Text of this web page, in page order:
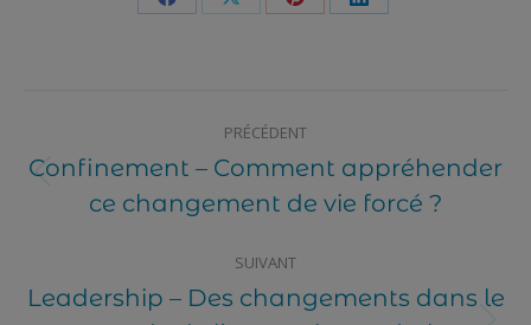
Share Share Share Share
navigation PRÉCÉDENT
précédent
Confinement – Comment appréhender
ce changement de vie forcé ?
SUIVANT
Leadership – Des changements dans le